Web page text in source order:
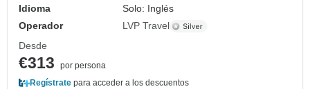
Idioma
Solo: Inglés
Operador
LVP Travel
Desde
€313
por persona
Regístrate para acceder a los descuentos